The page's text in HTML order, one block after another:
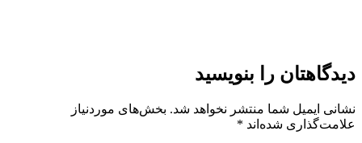
را بنویسید
ایمیل شما منتشر نخواهد شد. بخش‌های موردنیاز
شده‌اند*